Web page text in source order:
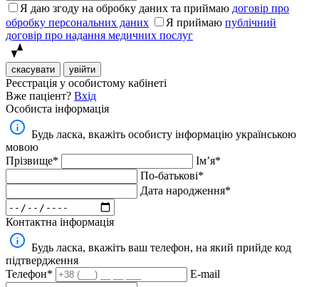
Я даю згоду на обробку даних та приймаю договір про
обробку персональних даних
Я приймаю публічний
договір про надання медичних послуг
скасувати увійти
Реєстрація у особистому кабінеті
Вже паціент? Вхід
Особиста інформація
Будь ласка, вкажіть особисту інформацію українською
мовою
Прізвище*
Імʼя*
По-батькові*
Дата народження*
Контактна інформація
Будь ласка, вкажіть ваш телефон, на який прийде код
підтвердження
Телефон*
E-mail